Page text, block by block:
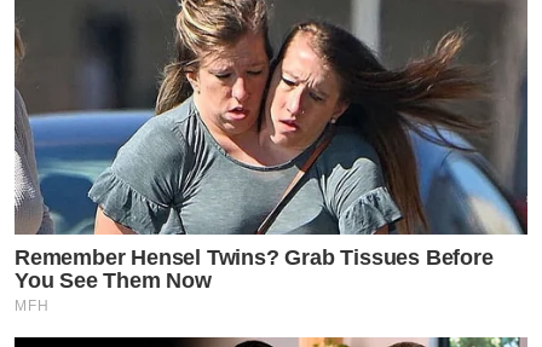
Remember Hensel Twins? Grab Tissues Before
You See Them Now
MFH